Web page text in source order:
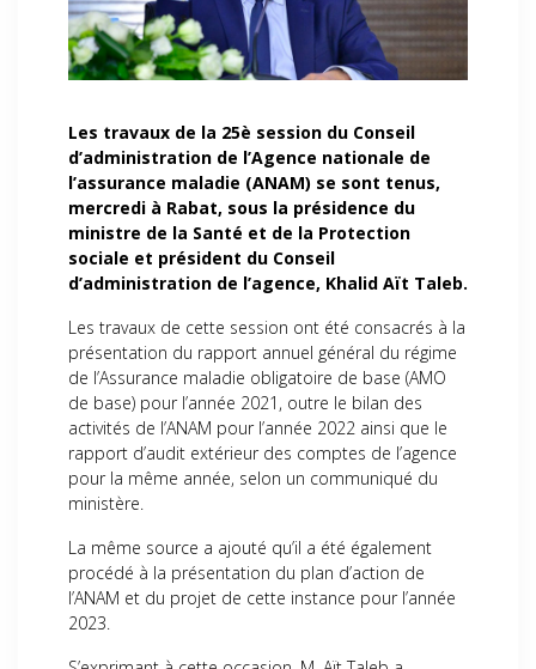
Les travaux de la 25è session du Conseil
d’administration de l’Agence nationale de
l’assurance maladie (ANAM) se sont tenus,
mercredi à Rabat, sous la présidence du
ministre de la Santé et de la Protection
sociale et président du Conseil
d’administration de l’agence, Khalid Aït Taleb.
Les travaux de cette session ont été consacrés à la
présentation du rapport annuel général du régime
de l’Assurance maladie obligatoire de base (AMO
de base) pour l’année 2021, outre le bilan des
activités de l’ANAM pour l’année 2022 ainsi que le
rapport d’audit extérieur des comptes de l’agence
pour la même année, selon un communiqué du
ministère.
La même source a ajouté qu’il a été également
procédé à la présentation du plan d’action de
l’ANAM et du projet de cette instance pour l’année
2023.